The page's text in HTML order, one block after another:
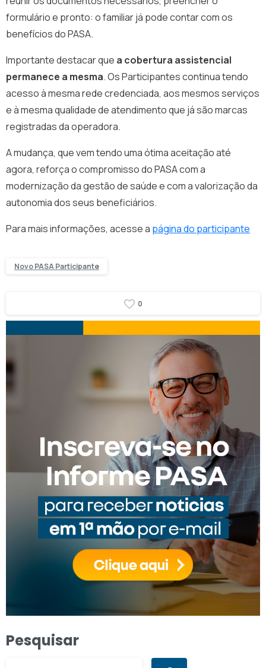
formulário e pronto: o familiar já pode contar com os
benefícios do PASA.
Importante destacar que a cobertura assistencial
permanece a mesma. Os Participantes continua tendo
acesso à mesma rede credenciada, aos mesmos serviços
e à mesma qualidade de atendimento que já são marcas
registradas da operadora.
A mudança, que vem tendo uma ótima aceitação até
agora, reforça o compromisso do PASA com a
modernização da gestão de saúde e com a valorização da
autonomia dos seus beneficiários.
Para mais informações, acesse a página do participante
Novo PASA Participante
0
Pesquisar